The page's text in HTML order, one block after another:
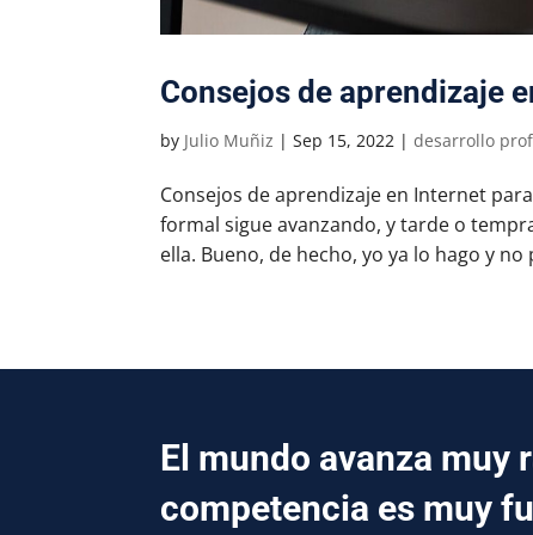
Consejos de aprendizaje
by Julio Muñiz |Sep 15, 2022 |desarrollo
Consejos de aprendizaje en Internet
formal sigue avanzando, y tarde o
ella. Bueno, de hecho, yo ya lo hago y
El mundo avanza muy
competencia es muy